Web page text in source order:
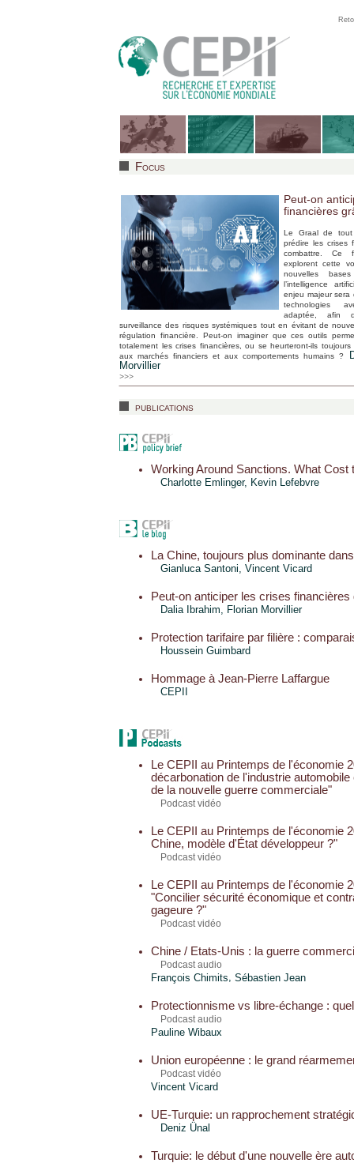
Focus
Peut-on
financières
Le Graal de tout
prédire les crises
combattre. Ce
explorent cette
nouvelles
l’intelligence
enjeu majeur sera
technologies
adaptée, afin
surveillance des risques systémiques tout en évitant de
régulation financière. Peut-on imaginer que ces outils
totalement les crises financières, ou se heurteront-ils toujours
aux marchés financiers et aux comportements humains ?
Morvillier
>>>
publications
Working Around Sanctions. What Cost
Charlotte Emlinger, Kevin Lefebvre
La Chine, toujours plus dominante
Gianluca Santoni, Vincent Vicard
Peut-on anticiper les crises financières
Dalia Ibrahim, Florian Morvillier
Protection tarifaire par filière :
Houssein Guimbard
Hommage à Jean-Pierre Laffargue
CEPII
Le CEPII au Printemps de l'économie
décarbonation de l'industrie
de la nouvelle guerre commerciale"
Podcast vidéo
Le CEPII au Printemps de l'économie
Chine, modèle d'État développeur ?"
Podcast vidéo
Le CEPII au Printemps de l'économie
"Concilier sécurité économique et
gageure ?"
Podcast vidéo
Chine / Etats-Unis : la guerre
Podcast audio
François Chimits, Sébastien Jean
Protectionnisme vs libre-échange :
Podcast audio
Pauline Wibaux
Union européenne : le grand
Podcast vidéo
Vincent Vicard
UE-Turquie: un rapprochement
Deniz Ünal
Turquie: le début d'une nouvelle ère